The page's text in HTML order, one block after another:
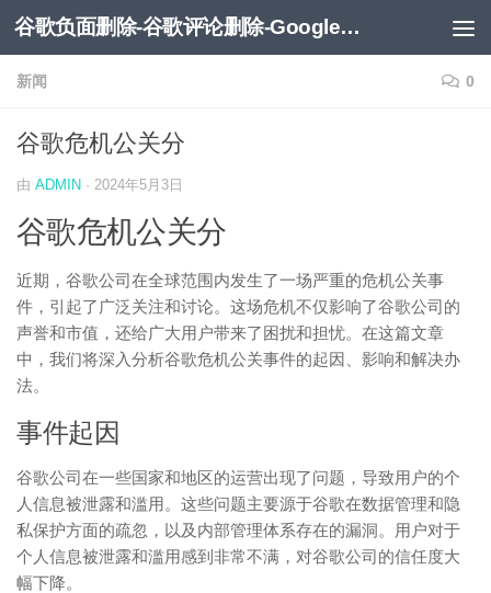
跳至内容 谷歌负面删除-谷歌评论删除-Google负面移除-Google负面评论删除
新闻 0
谷歌危机公关分
由 ADMIN · 2024年5月3日
谷歌危机公关分
近期，谷歌公司在全球范围内发生了一场严重的危机公关事
件，引起了广泛关注和讨论。这场危机不仅影响了谷歌公司的
声誉和市值，还给广大用户带来了困扰和担忧。在这篇文章
中，我们将深入分析谷歌危机公关事件的起因、影响和解决办
法。
事件起因
谷歌公司在一些国家和地区的运营出现了问题，导致用户的个
人信息被泄露和滥用。这些问题主要源于谷歌在数据管理和隐
私保护方面的疏忽，以及内部管理体系存在的漏洞。用户对于
个人信息被泄露和滥用感到非常不满，对谷歌公司的信任度大
幅下降。